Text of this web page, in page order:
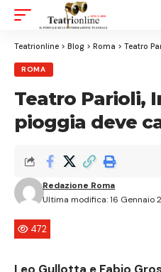
Teatrionline > Blog > Roma > Teatro
ROMA
Teatro Parioli,
pioggia deve
Ultima modifica: 16 Gennaio
Redazione Roma
472